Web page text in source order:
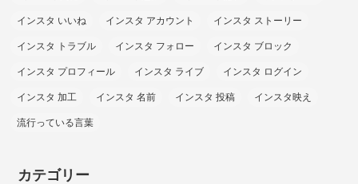
インスタ いいね インスタ アカウント インスタ ストーリー
インスタ トラブル インスタ フォロー インスタ ブロック
インスタ プロフィール インスタ ライブ インスタ ログイン
インスタ 加工 インスタ 名前 インスタ 投稿 インスタ映え
流行っている言葉
カテゴリー